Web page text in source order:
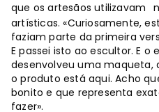
que os artesãos utilizavam
artísticas. «Curiosamente,
faziam parte da primeira
E passei isto ao escultor. E o
desenvolveu uma maqueta,
o produto está aqui. Acho
bonito e que representa
fazer».